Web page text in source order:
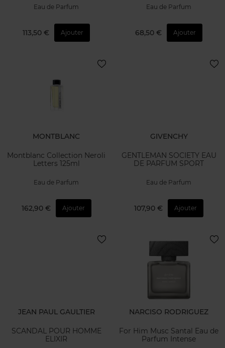
Eau de Parfum
113,50 € Ajouter
Eau de Parfum
68,50 € Ajouter
MONTBLANC
Montblanc Collection Neroli
Letters 125ml
Eau de Parfum
162,90 € Ajouter
GIVENCHY
GENTLEMAN SOCIETY EAU
DE PARFUM SPORT
Eau de Parfum
107,90 € Ajouter
JEAN PAUL GAULTIER
SCANDAL POUR HOMME
ELIXIR
NARCISO RODRIGUEZ
For Him Musc Santal Eau de
Parfum Intense